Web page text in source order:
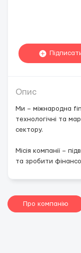
Опис
Ми – міжнародна
технологічні та
сектору.
Місія компанії –
та зробити
Про компанію